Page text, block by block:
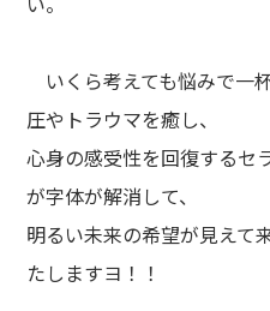
いくら考えても悩みで一
圧やトラウマを癒し、
心身の感受性を回復するセ
が字体が解消して、
明るい未来の希望が見えて
たしますヨ！！